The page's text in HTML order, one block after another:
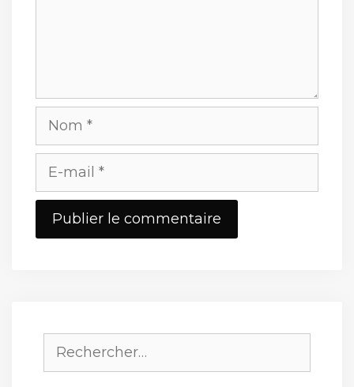
Nom
E-
Site
Rechercher :